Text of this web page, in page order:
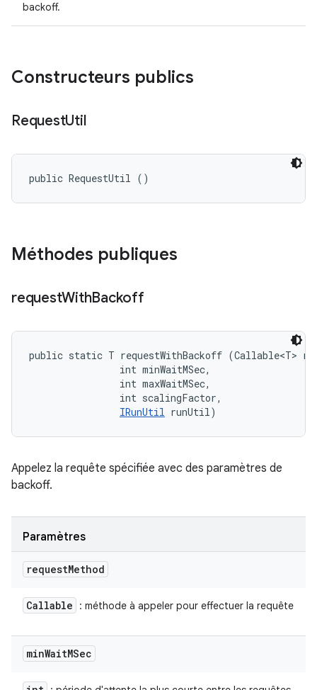
backoff.
Constructeurs publics
RequestUtil
public RequestUtil ()
Méthodes publiques
requestWithBackoff
public static T requestWithBackoff (Callable<T>
                int minWaitMSec,
                int maxWaitMSec,
                int scalingFactor,
IRunUtil runUtil)
Appelez la requête spécifiée avec des paramètres de
backoff.
Paramètres
requestMethod
Callable : méthode à appeler pour effectuer la requête
minWaitMSec